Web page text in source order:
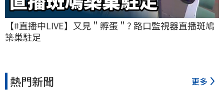
【#直播中LIVE】又見＂孵蛋＂? 路口監視器直播斑鳩
築巢駐足
熱門新聞 更多